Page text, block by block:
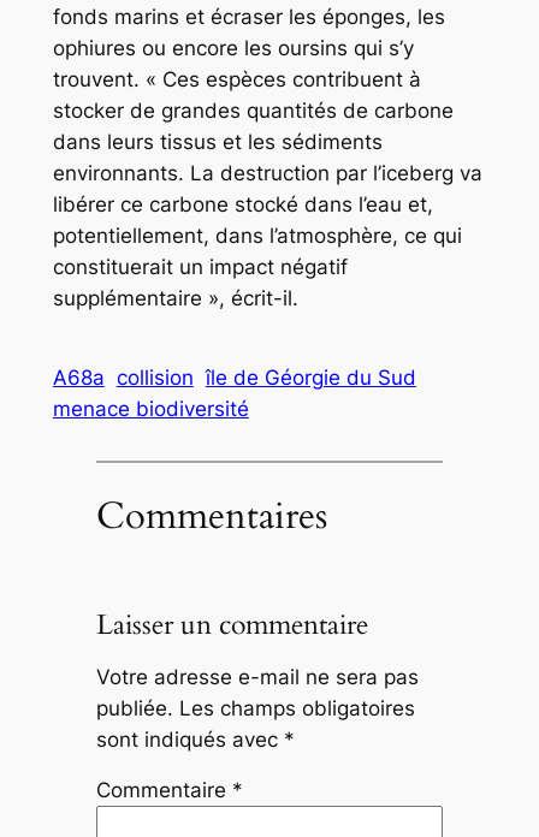
fonds marins et écraser les éponges, les
ophiures ou encore les oursins qui s’y
trouvent. « Ces espèces contribuent à
stocker de grandes quantités de carbone
dans leurs tissus et les sédiments
environnants. La destruction par l’iceberg va
libérer ce carbone stocké dans l’eau et,
potentiellement, dans l’atmosphère, ce qui
constituerait un impact négatif
supplémentaire », écrit-il.
A68a collision île de Géorgie du Sud
menace biodiversité
Commentaires
Laisser un commentaire
Votre adresse e-mail ne sera pas
publiée. Les champs obligatoires
sont indiqués avec *
Commentaire *